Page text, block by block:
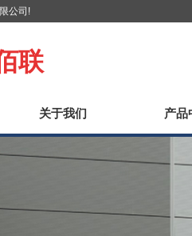
公司!
联
关于我们 产品